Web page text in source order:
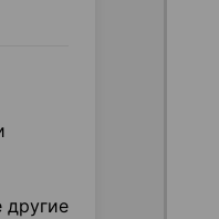
другие